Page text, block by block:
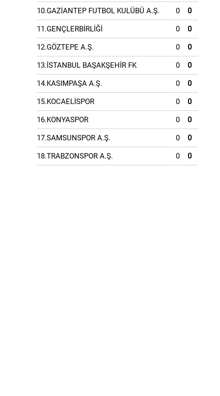
10.GAZİANTEP FUTBOL KULÜBÜ A.Ş. 0 0
11.GENÇLERBİRLİĞİ 0 0
12.GÖZTEPE A.Ş. 0 0
13.İSTANBUL BAŞAKŞEHİR FK 0 0
14.KASIMPAŞA A.Ş. 0 0
15.KOCAELİSPOR 0 0
16.KONYASPOR 0 0
17.SAMSUNSPOR A.Ş. 0 0
18.TRABZONSPOR A.Ş. 0 0